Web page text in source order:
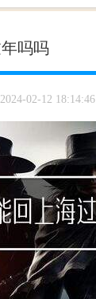
吗吗
2024-02-12 18:14:46